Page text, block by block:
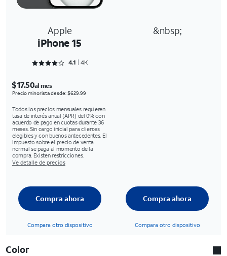
Apple
iPhone 15
&nbsp;
Rated 4.1215 out of 5
4.1 4K
$17.50al mes
Precio minorista desde: $629.99
Todos los precios mensuales requieren
tasa de interés anual (APR) del 0% con
acuerdo de pago en cuotas durante 36
meses. Sin cargo inicial para clientes
elegibles y con buenos antecedentes. El
impuesto sobre el precio de venta
normal se paga al momento de la
compra. Existen restricciones.
Ve detalle de precios
Compra ahora
Compara otro dispositivo
Compra ahora
Compara otro dispositivo
Color